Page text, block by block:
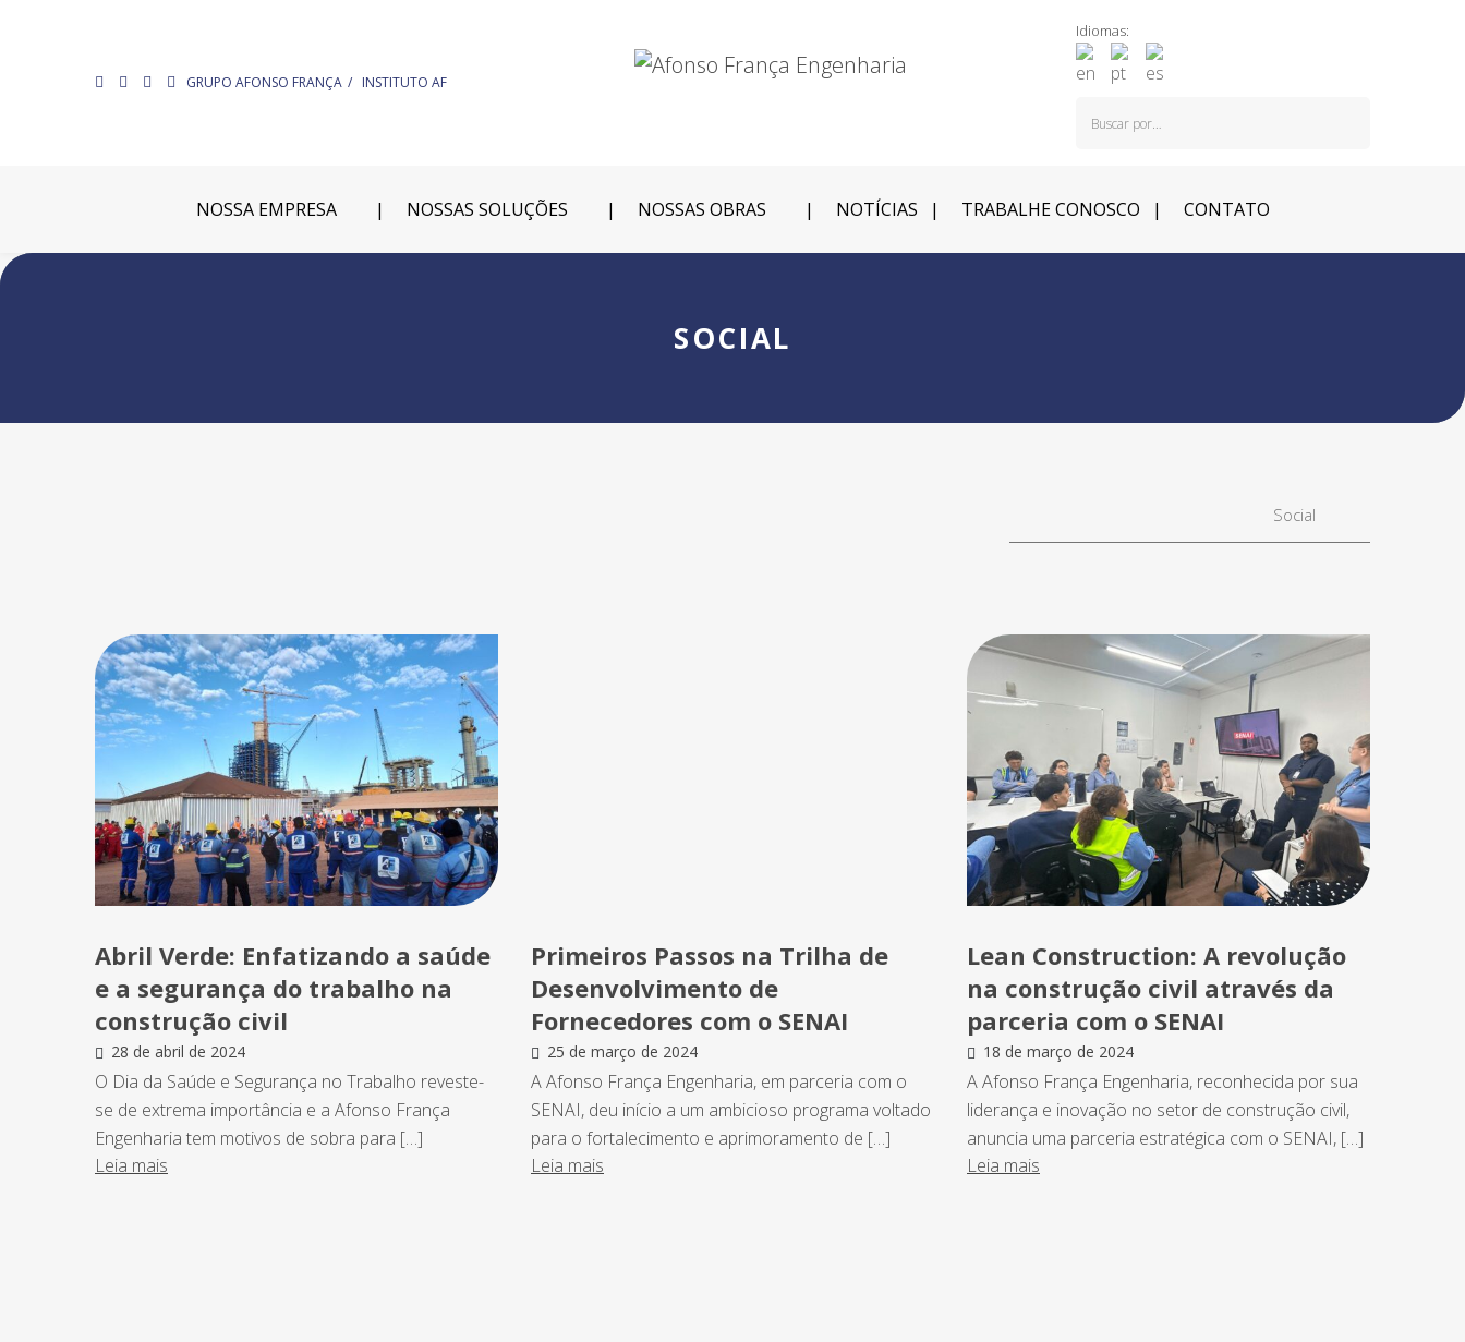
GRUPO AFONSO FRANÇA INSTITUTO AF
Idiomas:
NOSSA EMPRESA NOSSAS SOLUÇÕES NOSSAS OBRAS NOTÍCIAS TRABALHE CONOSCO CONTATO
SOCIAL
Social
Abril Verde: Enfatizando a saúde
e a segurança do trabalho na
construção civil
28 de abril de 2024
O Dia da Saúde e Segurança no Trabalho reveste-
se de extrema importância e a Afonso França
Engenharia tem motivos de sobra para […]
Leia mais
Primeiros Passos na Trilha de
Desenvolvimento de
Fornecedores com o SENAI
25 de março de 2024
A Afonso França Engenharia, em parceria com o
SENAI, deu início a um ambicioso programa voltado
para o fortalecimento e aprimoramento de […]
Leia mais
Lean Construction: A revolução
na construção civil através da
parceria com o SENAI
18 de março de 2024
A Afonso França Engenharia, reconhecida por sua
liderança e inovação no setor de construção civil,
anuncia uma parceria estratégica com o SENAI, […]
Leia mais